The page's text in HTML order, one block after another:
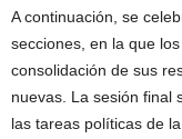
A continuación, se
secciones, en la que
consolidación de sus
nuevas. La sesión final
las tareas políticas de